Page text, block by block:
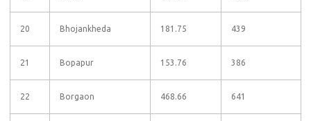
20 Bhojankheda 181.75 439
21 Bopapur 153.76 386
22 Borgaon 468.66 641